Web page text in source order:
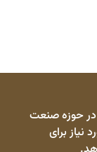
حوزه صنعت
برای